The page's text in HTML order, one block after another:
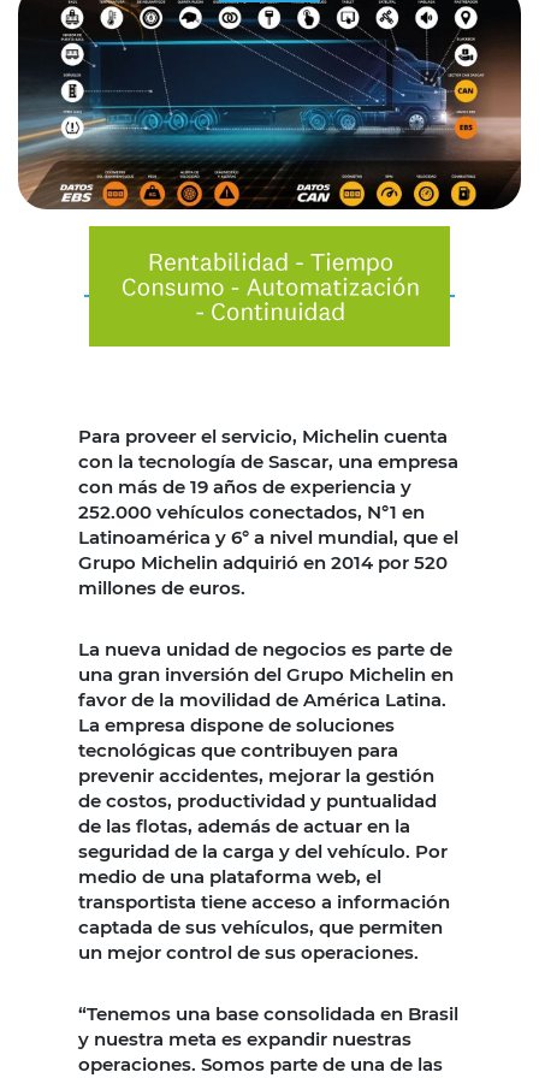
Para proveer el servicio, Michelin cuenta
con la tecnología de Sascar, una empresa
con más de 19 años de experiencia y
252.000 vehículos conectados, N°1 en
Latinoamérica y 6° a nivel mundial, que el
Grupo Michelin adquirió en 2014 por 520
millones de euros.
La nueva unidad de negocios es parte de
una gran inversión del Grupo Michelin en
favor de la movilidad de América Latina.
La empresa dispone de soluciones
tecnológicas que contribuyen para
prevenir accidentes, mejorar la gestión
de costos, productividad y puntualidad
de las flotas, además de actuar en la
seguridad de la carga y del vehículo. Por
medio de una plataforma web, el
transportista tiene acceso a información
captada de sus vehículos, que permiten
un mejor control de sus operaciones.
“Tenemos una base consolidada en Brasil
y nuestra meta es expandir nuestras
operaciones. Somos parte de una de las